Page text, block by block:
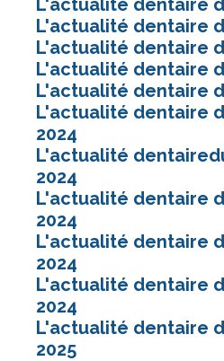
L'actualité dentaire
L'actualité dentaire
L'actualité dentaire
L'actualité dentaire
L'actualité dentaire
2024
L'actualité
2024
L'actualité dentaire
2024
L'actualité dentaire
2024
L'actualité dentaire
2024
L'actualité dentaire
2025